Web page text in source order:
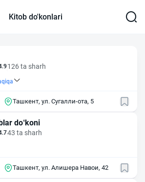
Kitob do'konlari
126 ta sharh
Ташкент, ул. Сугалли-ота, 5
do‘koni
43 ta sharh
Ташкент, ул. Алишера Навои, 42